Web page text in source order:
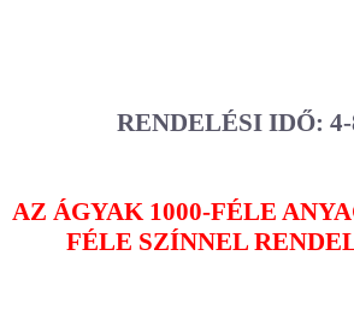
RENDELÉSI IDŐ:
AZ ÁGYAK 1000-FÉLE
FÉLE SZÍNNEL